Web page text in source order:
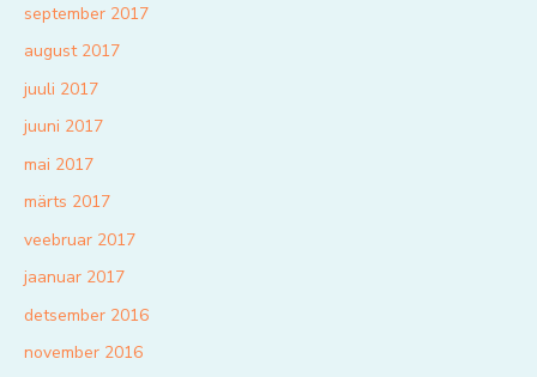
september 2017
august 2017
juuli 2017
juuni 2017
mai 2017
märts 2017
veebruar 2017
jaanuar 2017
detsember 2016
november 2016